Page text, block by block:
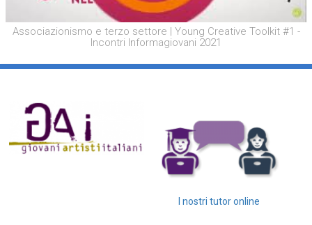
Associazionismo e terzo settore | Young Creative Toolkit #1 -
Incontri Informagiovani 2021
I nostri tutor online